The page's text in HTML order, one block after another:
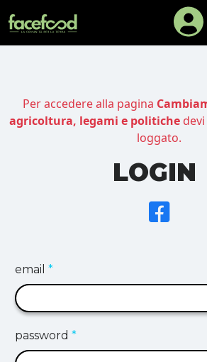
Per accedere alla pagina
agricoltura, legami e politichedevi
loggato.
LOGIN
email *
password *